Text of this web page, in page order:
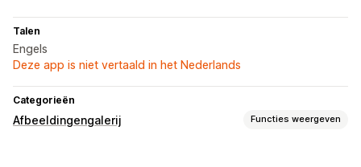
Talen
Engels
Deze app is niet vertaald in het Nederlands
Categorieën
Afbeeldingengalerij Functies weergeven